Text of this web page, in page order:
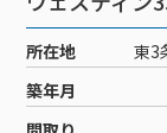
工事・配線に
新居をご検討
ポテトを導入
ご加入中のサ
WEBメール
サービス案内
ケーブルテレ
コミチャン
所在地
東3
築年月